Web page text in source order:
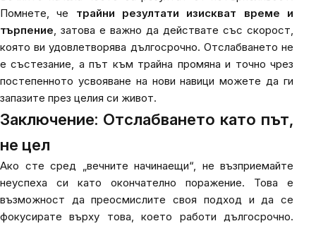
Помнете, че трайни резултати изискват време и
търпение, затова е важно да действате със скорост,
която ви удовлетворява дългосрочно. Отслабването не
е състезание, а път към трайна промяна и точно чрез
постепенното усвояване на нови навици можете да ги
запазите през целия си живот.
Заключение: Отслабването като път,
не цел
Ако сте сред „вечните начинаещи“, не възприемайте
неуспеха си като окончателно поражение. Това е
възможност да преосмислите своя подход и да се
фокусирате върху това, което работи дългосрочно.